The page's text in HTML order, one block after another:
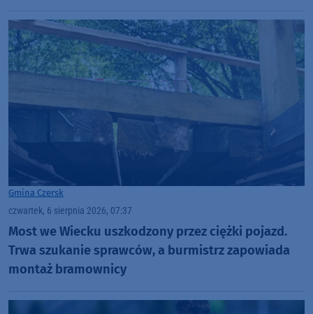
Gmina Czersk
czwartek, 6 sierpnia 2026, 07:37
Most we Wiecku uszkodzony przez ciężki pojazd.
Trwa szukanie sprawców, a burmistrz zapowiada
montaż bramownicy